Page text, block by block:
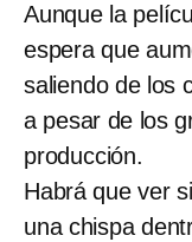
Aunque la
espera que
saliendo de los
a pesar de los
producción.
Habrá que ver
una chispa